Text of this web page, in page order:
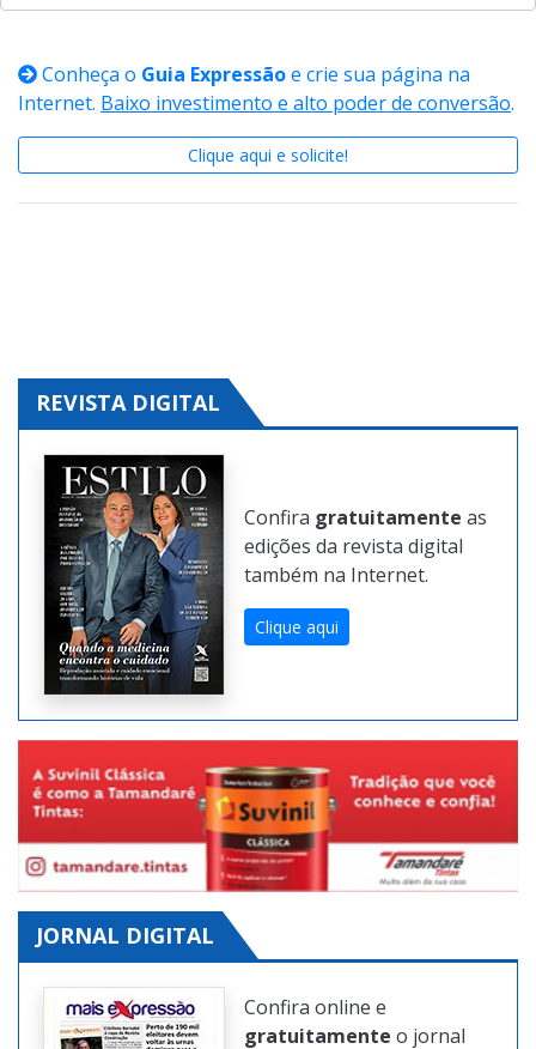
Conheça oGuia Expressãoe crie sua página na
Internet.Baixo investimento e alto poder de conversão.
REVISTA DIGITAL
Confiragratuitamente
edições da revista digital
Clique aqui
JORNAL DIGITAL